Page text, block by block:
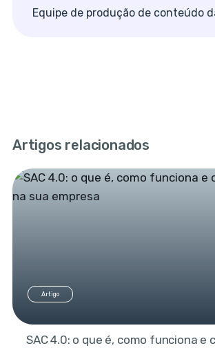
Equipe de produção de conteúdo
Artigos relacionados
Artigo
SAC 4.0: o que é, como funciona e